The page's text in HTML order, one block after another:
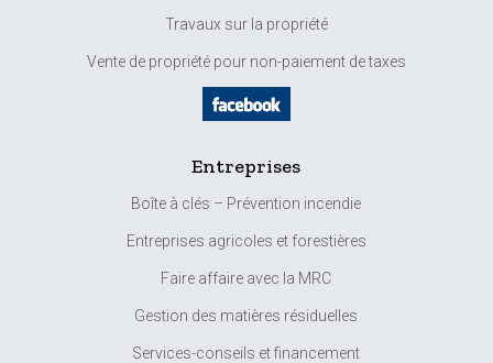
Travaux sur la propriété
Vente de propriété pour non-paiement de taxes
Entreprises
Boîte à clés – Prévention incendie
Entreprises agricoles et forestières
Faire affaire avec la MRC
Gestion des matières résiduelles
Services-conseils et financement